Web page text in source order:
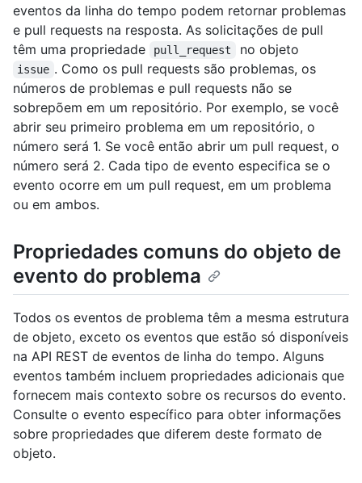
eventos da linha do tempo podem retornar problemas
e pull requests na resposta. As solicitações de pull
têm uma propriedade
pull_request no objeto
issue . Como os pull requests são problemas, os
números de problemas e pull requests não se
sobrepõem em um repositório. Por exemplo, se você
abrir seu primeiro problema em um repositório, o
número será 1. Se você então abrir um pull request, o
número será 2. Cada tipo de evento especifica se o
evento ocorre em um pull request, em um problema
ou em ambos.
Propriedades comuns do objeto de
evento do problema
Todos os eventos de problema têm a mesma estrutura
de objeto, exceto os eventos que estão só disponíveis
na API REST de eventos de linha do tempo. Alguns
eventos também incluem propriedades adicionais que
fornecem mais contexto sobre os recursos do evento.
Consulte o evento específico para obter informações
sobre propriedades que diferem deste formato de
objeto.